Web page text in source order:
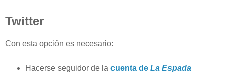
Twitter
Con esta opción es necesario:
Hacerse seguidor de la cuenta de La Espada